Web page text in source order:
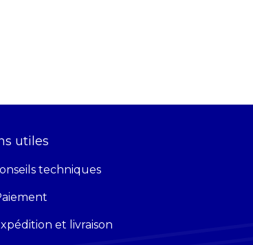
utiles
techniques
et livraison